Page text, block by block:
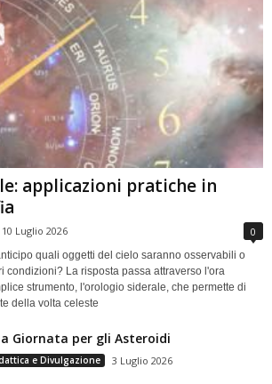
applicazioni pratiche in
10 Luglio 2026 0
quali oggetti del cielo saranno osservabili o
condizioni? La risposta passa attraverso l'ora
strumento, l'orologio siderale, che permette di
della volta celeste
Giornata per gli Asteroidi
e Divulgazione 3 Luglio 2026